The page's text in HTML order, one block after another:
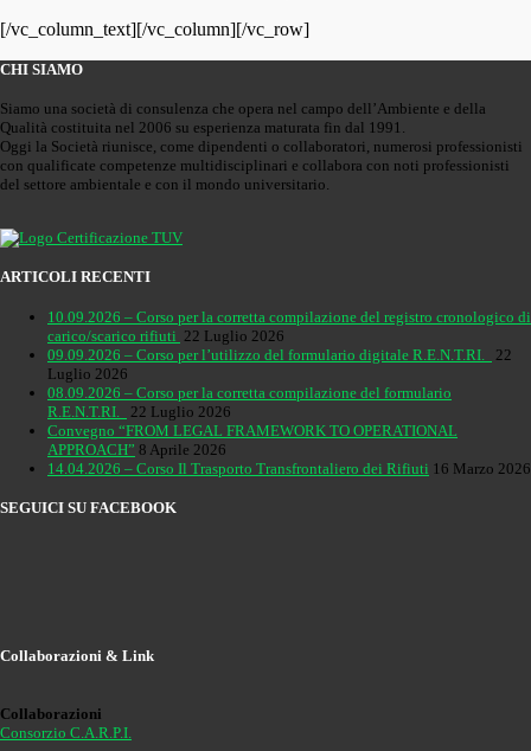
[/vc_column_text][/vc_column][/vc_row]
CHI SIAMO
Siamo una società di consulenza che opera nel campo dell’Ambiente e della
Qualità costituita nel 2006 su esperienza maturata fin dal 1991.
Oggi la Società riunisce, come dipendenti o collaboratori, numerosi professionisti
con qualificate competenze multidisciplinari e collabora con noti professionisti
del settore ambientale e con il mondo universitario.
ARTICOLI RECENTI
10.09.2026 – Corso per la corretta compilazione del registro cronologico di
carico/scarico rifiuti 22 Luglio 2026
09.09.2026 – Corso per l’utilizzo del formulario digitale R.E.N.T.RI.
22
Luglio 2026
08.09.2026 – Corso per la corretta compilazione del formulario
R.E.N.T.RI.
22 Luglio 2026
Convegno “FROM LEGAL FRAMEWORK TO OPERATIONAL
APPROACH” 8 Aprile 2026
14.04.2026 – Corso Il Trasporto Transfrontaliero dei Rifiuti 16 Marzo 2026
SEGUICI SU FACEBOOK
Collaborazioni & Link
Collaborazioni
Consorzio C.A.R.P.I.